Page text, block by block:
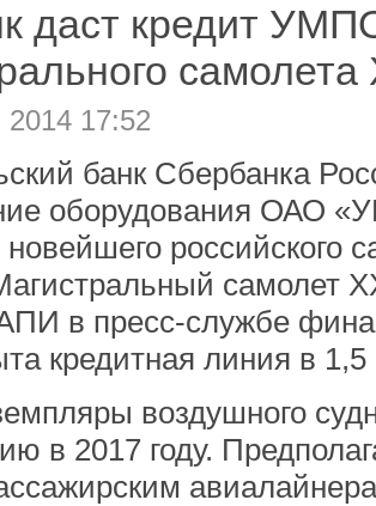
даст кредит
самолета
2014 17:52
банк Сбербанка
оборудования ОАО
новейшего российского
самолет
в пресс-службе
кредитная линия в
воздушного
в 2017 году.